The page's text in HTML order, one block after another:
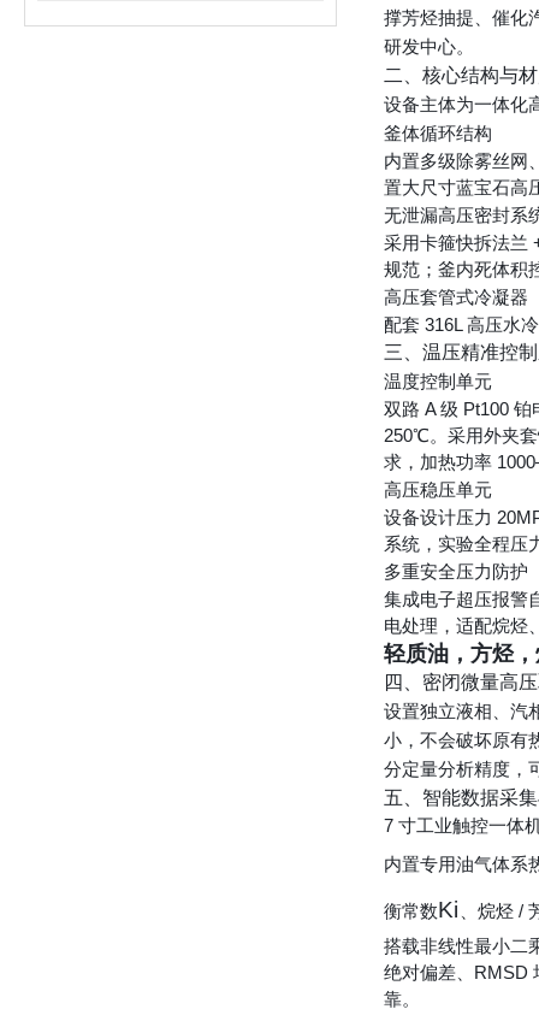
撑芳烃抽提、催化
研发中心。
二、核心结构与
设备主体为一体化
釜体循环结构
内置多级除雾丝网
置大尺寸蓝宝石高
无泄漏高压密封系
采用卡箍快拆法兰
规范；釜内死体积
高压套管式冷凝器
配套 316L 高压水
三、温压精准控
温度控制单元
双路 A 级 Pt100
250℃。采用外夹
求，加热功率
高压稳压单元
设备设计压力
系统，实验全程压
多重安全压力防护
集成电子超压报警
电处理，适配烷烃
轻质油，方烃
四、密闭微量高
设置独立液相、汽
小，不会破坏原有
分定量分析精度，
五、智能数据采
7 寸工业触控一体
内置专用油气体系
衡常数Ki
、烷烃 /
搭载非线性最小二
绝对偏差、RMSD
靠。